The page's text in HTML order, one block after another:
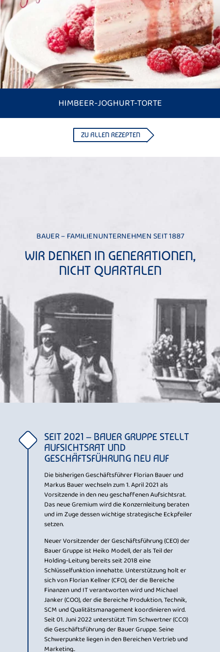
HIMBEER-JOGHURT-TORTE
ZU ALLEN REZEPTEN
BAUER – FAMILIENUNTERNEHMEN SEIT 1887
WIR DENKEN IN GENERATIONEN,
NICHT QUARTALEN
SEIT 2021 – BAUER GRUPPE STELLT
AUFSICHTSRAT UND
GESCHÄFTSFÜHRUNG NEU AUF
Die bisherigen Geschäftsführer Florian Bauer und
Markus Bauer wechseln zum 1. April 2021 als
Vorsitzende in den neu geschaffenen Aufsichtsrat.
Das neue Gremium wird die Konzernleitung beraten
und im Zuge dessen wichtige strategische Eckpfeiler
setzen.
Neuer Vorsitzender der Geschäftsführung (CEO) der
Bauer Gruppe ist Heiko Modell, der als Teil der
Holding-Leitung bereits seit 2018 eine
Schlüsselfunktion innehatte. Unterstützung holt er
sich von Florian Kellner (CFO), der die Bereiche
Finanzen und IT verantworten wird und Michael
Janker (COO), der die Bereiche Produktion, Technik,
SCM und Qualitätsmanagement koordinieren wird.
Seit 01. Juni 2022 unterstützt Tim Schwertner (CCO)
die Geschäftsführung der Bauer Gruppe. Seine
Schwerpunkte liegen in den Bereichen Vertrieb und
Marketing..